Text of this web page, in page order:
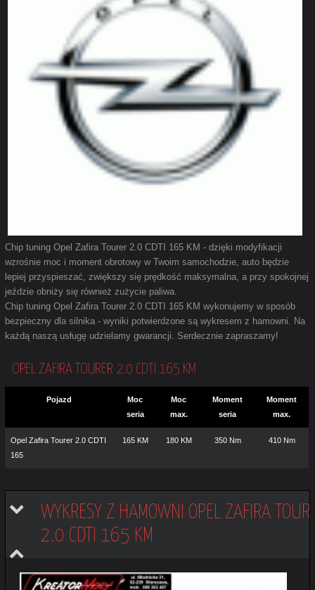
Chip tuning Opel Zafira Tourer 2.0 CDTI 165 KM - dzięki modyfikacji
wzrośnie moc i moment obrotowy w Twoim samochodzie, auto będzie
lepiej przyspieszać, zwiększy się prędkość maksymalna, a przy spokojnej
jeździe obniży się również zużycie paliwa.
Chip tuning Opel Zafira Tourer 2.0 CDTI 165 KM wykonujemy w sposób
bezpieczny dla silnika - wyniki potwierdzone są wykresem z hamowni. Na
każdą naszą usługę udzielamy gwarancji. Serdecznie zapraszamy!
OPEL ZAFIRA TOURER 2.0 CDTI 165 KM
Pojazd
Moc
seria
Moc
max.
Moment
seria
Moment
max.
Opel Zafira Tourer 2.0 CDTI
165
165 KM 180 KM 350 Nm 410 Nm
WYKRESY Z HAMOWNI OPEL ZAFIRA
2.0 CDTI 165 KM